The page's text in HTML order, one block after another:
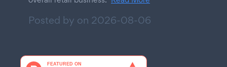
Posted by on 2026-08-06